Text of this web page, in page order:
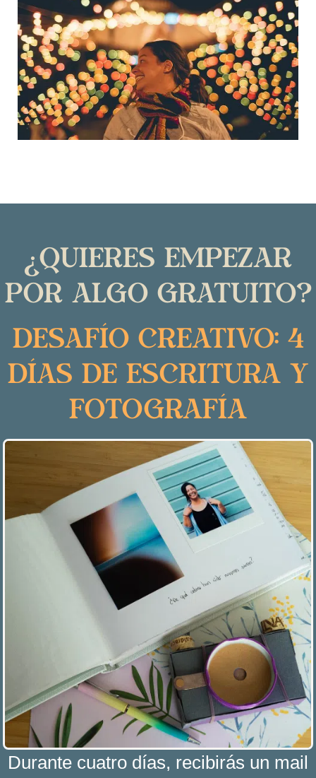
¿Quieres empezar
por algo gratuito?
Desafío creativo: 4
días de escritura y
fotografía
Durante cuatro días, recibirás un mail